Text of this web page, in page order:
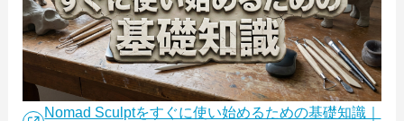
Nomad Sculptをすぐに使い始めるための基礎知識｜